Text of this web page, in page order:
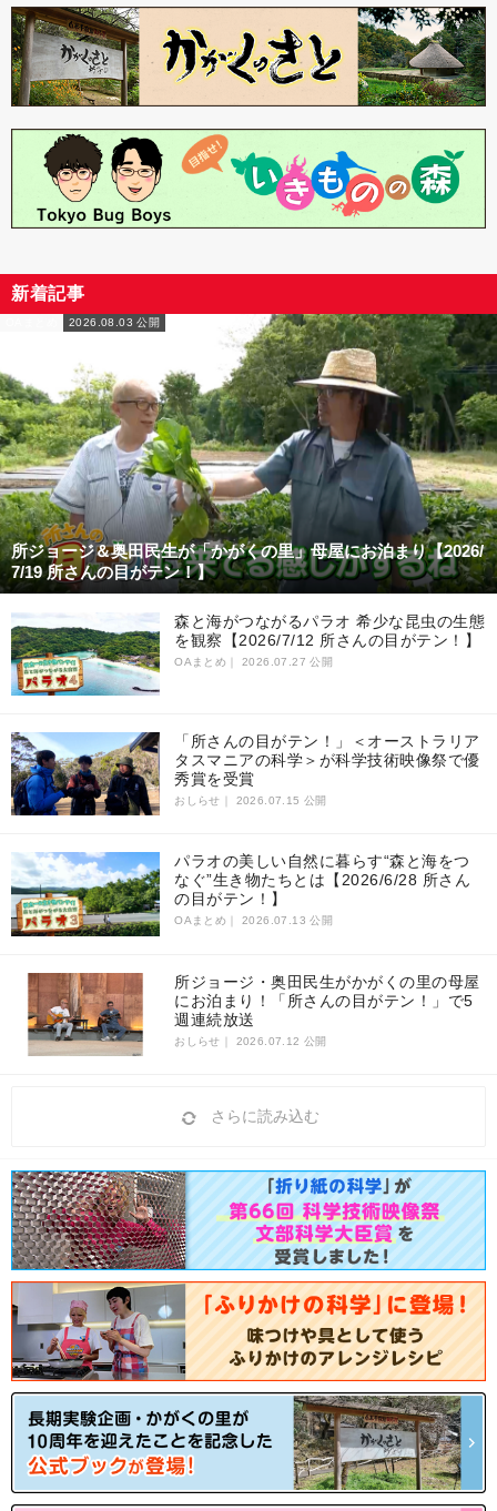
新着記事
所ジョージ＆奥田民生が「かがくの里」母屋にお泊まり【2026/
7/19 所さんの目がテン！】
2026.08.03 公開
森と海がつながるパラオ 希少な昆虫の生態
を観察【2026/7/12 所さんの目がテン！】
OAまとめ｜ 2026.07.27 公開
「所さんの目がテン！」＜オーストラリア
タスマニアの科学＞が科学技術映像祭で優
秀賞を受賞
おしらせ｜ 2026.07.15 公開
パラオの美しい自然に暮らす“森と海をつ
なぐ”生き物たちとは【2026/6/28 所さん
の目がテン！】
OAまとめ｜ 2026.07.13 公開
所ジョージ・奥田民生がかがくの里の母屋
にお泊まり！「所さんの目がテン！」で5
週連続放送
おしらせ｜ 2026.07.12 公開
さらに読み込む